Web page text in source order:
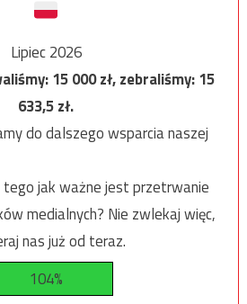
Lipiec 2026
15 000zł, zebraliśmy:15
633,5zł.
do dalszego wsparcia naszej
jak ważne jest przetrwanie
medialnych? Nie zwlekaj więc,
nas już od teraz.
104%